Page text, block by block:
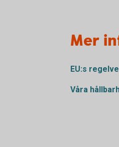
Mer
EU:s
Våra